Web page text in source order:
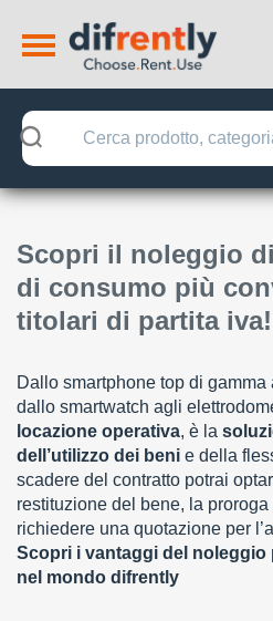
Scopri il noleggio
di consumo più
titolari di partita iva!
Dallo smartphone top di
dallo smartwatch agli
locazione operativa, è la
dell’utilizzo dei beni e della
scadere del contratto potrai
restituzione del bene, la
richiedere una quotazione per
Scopri i vantaggi del noleggio
nel mondo difrently